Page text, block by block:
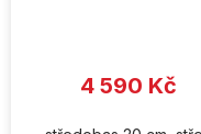
4 590 Kč